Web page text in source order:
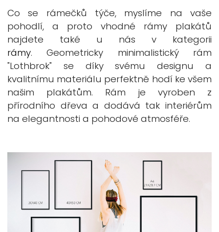
Co se rámečků týče, myslíme na vaše
pohodlí, a proto vhodné rámy plakátů
najdete také u nás v kategorii
rámy. Geometricky minimalistický rám
"Lothbrok" se díky svému designu a
kvalitnímu materiálu perfektně hodí ke všem
našim plakátům. Rám je vyroben z
přírodního dřeva a dodává tak interiérům
na elegantnosti a pohodové atmosféře.